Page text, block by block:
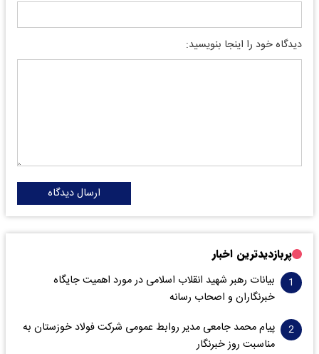
دیدگاه خود را اینجا بنویسید:
ارسال دیدگاه
پربازدیدترین اخبار
بیانات رهبر شهید انقلاب اسلامی در مورد اهمیت جایگاه
خبرنگاران و اصحاب رسانه
پیام محمد جامعی مدیر روابط عمومی شرکت فولاد خوزستان به
مناسبت روز خبرنگار